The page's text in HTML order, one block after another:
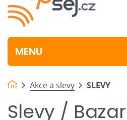
MENU
Akce a slevy SLEVY
Slevy / Bazar